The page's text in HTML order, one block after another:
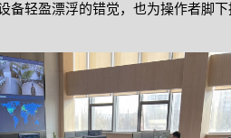
备轻盈漂浮的错觉，也为操作者脚